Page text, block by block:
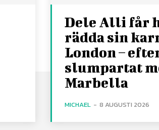
Dele Alli får
rädda sin
London –
slumpartat
Marbella
MICHAEL - 8 AUGUSTI 2026